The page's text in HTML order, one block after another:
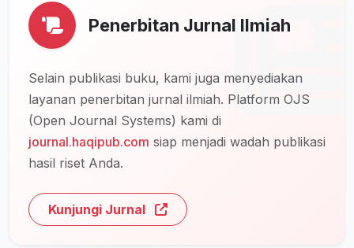
Penerbitan Jurnal Ilmiah
Selain publikasi buku, kami juga menyediakan
layanan penerbitan jurnal ilmiah. Platform OJS
(Open Journal Systems) kami di
journal.haqipub.com siap menjadi wadah publikasi
hasil riset Anda.
Kunjungi Jurnal